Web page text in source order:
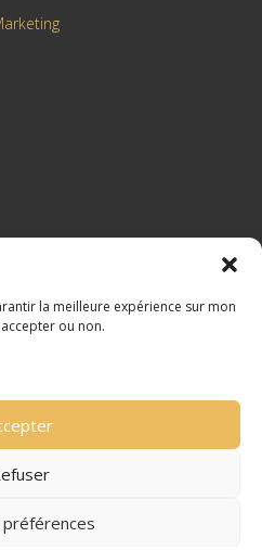
la meilleure expérience sur mon
ou non.
préférences
Linkedin
| Tous droits réservés |
légales